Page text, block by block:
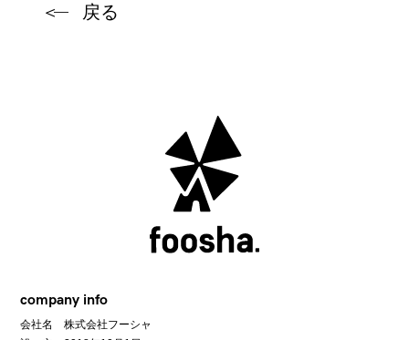
＜ 戻る
company info
会社名 株式会社フーシャ